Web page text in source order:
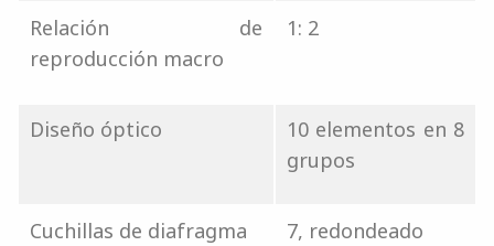
Relación de
reproducción macro
1: 2
Diseño óptico
10 elementos en 8
grupos
Cuchillas de diafragma 7, redondeado